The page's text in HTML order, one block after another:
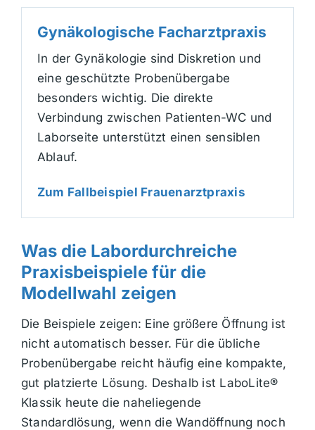
Gynäkologische Facharztpraxis
In der Gynäkologie sind Diskretion und
eine geschützte Probenübergabe
besonders wichtig. Die direkte
Verbindung zwischen Patienten-WC und
Laborseite unterstützt einen sensiblen
Ablauf.
Zum Fallbeispiel Frauenarztpraxis
Was die Labordurchreiche
Praxisbeispiele für die
Modellwahl zeigen
Die Beispiele zeigen: Eine größere Öffnung ist
nicht automatisch besser. Für die übliche
Probenübergabe reicht häufig eine kompakte,
gut platzierte Lösung. Deshalb ist LaboLite®
Klassik heute die naheliegende
Standardlösung, wenn die Wandöffnung noch